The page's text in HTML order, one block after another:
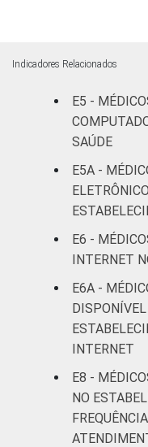
UNIDADE
DE SAÚDE
FAIXA
Indicadores Relacionados
E5 -
SAÚDE
E5A -
E6 -
INTERNET
E6A -
INTERNET
E8 -
NO